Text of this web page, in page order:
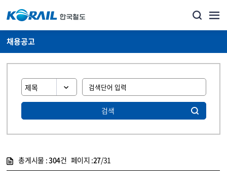
채용공고
검색
총게시물 :304건 페이지 :27/31